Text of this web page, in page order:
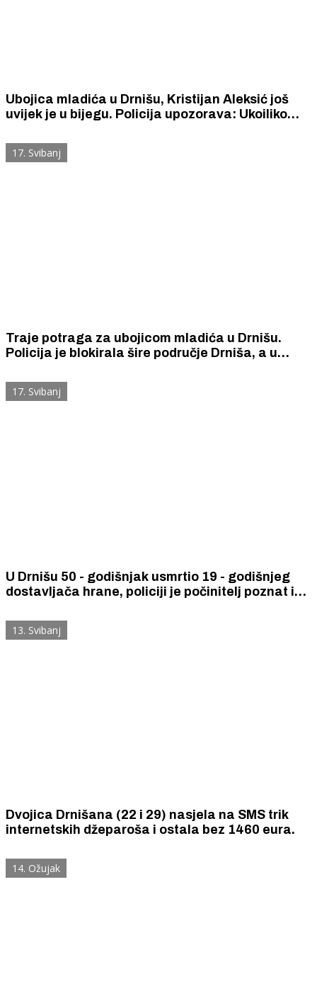
Ubojica mladića u Drnišu, Kristijan Aleksić još
uvijek je u bijegu. Policija upozorava: Ukoiliko
opasna i vjerojatno naoružana.
17. Svibanj
Traje potraga za ubojicom mladića u Drnišu.
Policija je blokirala šire područje Drniša, a u
17. Svibanj
U Drnišu 50 - godišnjak usmrtio 19 - godišnjeg
dostavljača hrane, policiji je počinitelj poznat i
13. Svibanj
Dvojica Drnišana (22 i 29) nasjela na SMS trik
internetskih džeparoša i ostala bez 1460 eura.
14. Ožujak